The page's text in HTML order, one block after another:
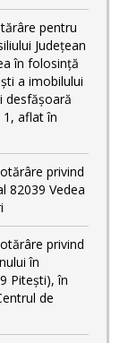
pentru
Județean
în folosință
a imobilului
desfășoară
aflat în
privind
82039 Vedea
privind
în
Pitești), în
de